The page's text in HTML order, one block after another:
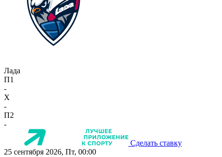
Лада
П1
-
X
-
П2
-
Сделать ставку
25 сентября 2026, Пт, 00:00